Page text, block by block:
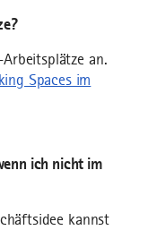
an.
Spaces im
ich nicht im
kannst